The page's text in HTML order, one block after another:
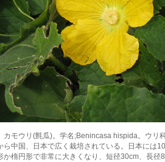
カモウリ(氈瓜)。学名;Benincasa hispida。ウリ
ら中国、日本で広く栽培されている。日本には
か楕円形で非常に大きくなり、短径30cm、長径